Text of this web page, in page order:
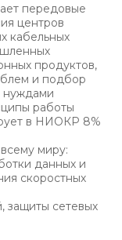
передовые
центров
кабельных
продуктов,
и подбор
нуждами
работы
в НИОКР 8%
миру:
данных и
скоростных
защиты сетевых